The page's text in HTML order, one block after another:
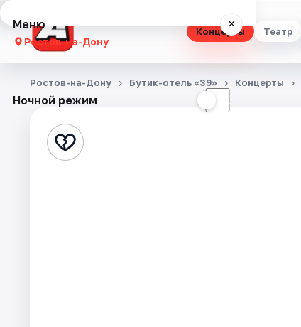
Концерты Театр
Меню ×
Ростов-на-Дону
Концерты
Стендап
Ночной режим ☾
Ростов-на-Дону Бутик-отель «39» Концерты